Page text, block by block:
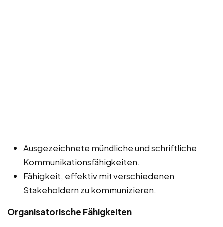
Ausgezeichnete mündliche und schriftliche
Kommunikationsfähigkeiten.
Fähigkeit, effektiv mit verschiedenen
Stakeholdern zu kommunizieren.
Organisatorische Fähigkeiten